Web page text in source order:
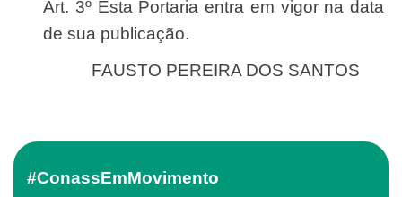
Art. 3º Esta Portaria entra em vigor na data
de sua publicação.
FAUSTO PEREIRA DOS SANTOS
#ConassEmMovimento